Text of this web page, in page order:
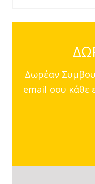
Δωρέαν
email σου κάθε